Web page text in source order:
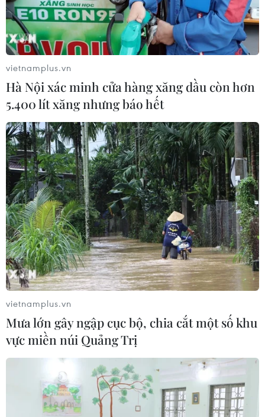
TIN CÙNG CHUYÊN MỤC
Truyền thông Hàn Quốc đánh giá
cao đội tuyển Việt Nam với chuỗi 22
trận bất bại
09/08/2026 04:22
Đội tuyển Việt Nam đối đầu Malaysia
tại bán kết ASEAN Cup 2026
08/08/2026 15:53
Chủ sân Azteca lỗ hơn 47 triệu USD vì
World Cup 2026
08/08/2026 06:43
ASEAN Cup 2026 ngày 8/8: Xác định
đối thủ của đội tuyển Việt Nam ở bán
kết
08/08/2026 03:50
Tuyển Việt Nam giành vé vào
vietnamplus.vn
Hà Nội xác minh cửa hàng xăng dầu còn hơn
5.400 lít xăng nhưng báo hết
vietnamplus.vn
Mưa lớn gây ngập cục bộ, chia cắt một số khu
vực miền núi Quảng Trị